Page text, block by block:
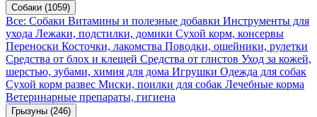
Собаки (1059)
Все: Собаки Витамины и полезные добавки Инструменты для
ухода Лежаки, подстилки, домики Сухой корм, консервы
Переноски Косточки, лакомства Поводки, ошейники, рулетки
Средства от блох и клещей Средства от глистов Уход за кожей,
шерстью, зубами, химия для дома Игрушки Одежда для собак
Сухой корм развес Миски, поилки для собак Лечебные корма
Ветеринарные препараты, гигиена
Грызуны (246)